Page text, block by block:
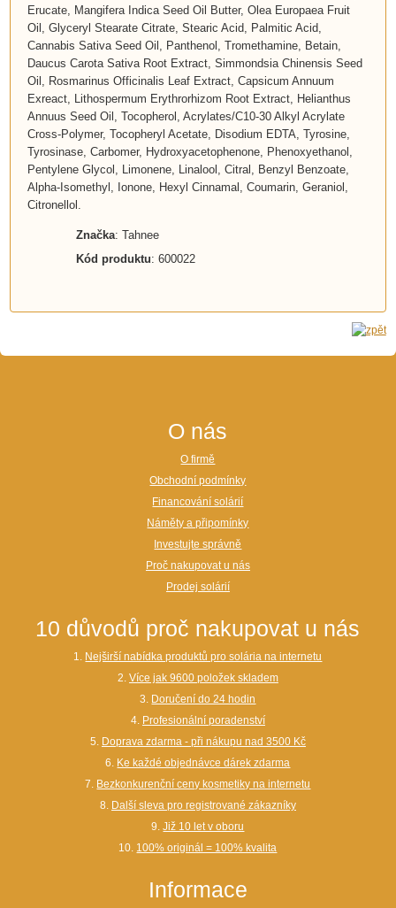
Erucate, Mangifera Indica Seed Oil Butter, Olea Europaea Fruit
Oil, Glyceryl Stearate Citrate, Stearic Acid, Palmitic Acid,
Cannabis Sativa Seed Oil, Panthenol, Tromethamine, Betain,
Daucus Carota Sativa Root Extract, Simmondsia Chinensis Seed
Oil, Rosmarinus Officinalis Leaf Extract, Capsicum Annuum
Exreact, Lithospermum Erythrorhizom Root Extract, Helianthus
Annuus Seed Oil, Tocopherol, Acrylates/C10-30 Alkyl Acrylate
Cross-Polymer, Tocopheryl Acetate, Disodium EDTA, Tyrosine,
Tyrosinase, Carbomer, Hydroxyacetophenone, Phenoxyethanol,
Pentylene Glycol, Limonene, Linalool, Citral, Benzyl Benzoate,
Alpha-Isomethyl, Ionone, Hexyl Cinnamal, Coumarin, Geraniol,
Citronellol.
Značka: Tahnee
Kód produktu: 600022
O nás
O firmě
Obchodní podmínky
Financování solárií
Náměty a připomínky
Investujte správně
Proč nakupovat u nás
Prodej solárií
10 důvodů proč nakupovat u nás
1. Nejširší nabídka produktů pro solária na internetu
2. Více jak 9600 položek skladem
3. Doručení do 24 hodin
4. Profesionální poradenství
5. Doprava zdarma - při nákupu nad 3500 Kč
6. Ke každé objednávce dárek zdarma
7. Bezkonkurenční ceny kosmetiky na internetu
8. Další sleva pro registrované zákazníky
9.Již 10 let v oboru
10. 100% originál = 100% kvalita
Informace